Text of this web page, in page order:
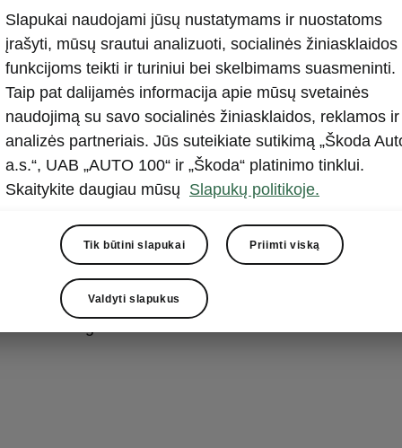
„Transport“
laidams
bagažinės pagrindas su daiktadėže po grindimis
daiktų gabenimo elementai
dėtuvė gale sėdintiems keleiviams
Slapukai naudojami jūsų nustatymams ir nuostatoms
įrašyti, mūsų srautui analizuoti, socialinės žiniasklaidos
funkcijoms teikti ir turiniui bei skelbimams suasmeninti.
Taip pat dalijamės informacija apie mūsų svetainės
naudojimą su savo socialinės žiniasklaidos, reklamos ir
analizės partneriais. Jūs suteikiate sutikimą „Škoda
a.s.“, UAB „AUTO 100“ ir „Škoda“ platinimo tinklui.
Skaitykite daugiau mūsų Slapukų politikoje.
Tik būtini slapukai Priimti viską
Valdyti slapukus